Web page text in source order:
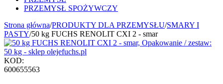
PRZEMYSŁ SPOŻYWCZY
Strona główna/PRODUKTY DLA PRZEMYSŁU/SMARY I
PASTY/50 kg FUCHS RENOLIT CXI 2 - smar
KOD:
600655563